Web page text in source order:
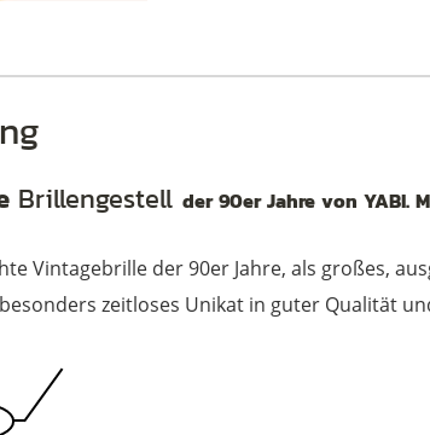
Brillengestellder 90er Jahre von YABI.
Vintagebrille der 90er Jahre, als großes,
zeitloses Unikat in guter Qualität